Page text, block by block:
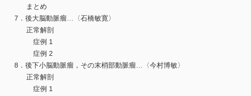
まとめ
7．後大脳動脈瘤…〈石橋敏寛〉
正常解剖
症例 1
症例 2
8．後下小脳動脈瘤，その末梢部動脈瘤…〈今村博敏〉
正常解剖
症例 1